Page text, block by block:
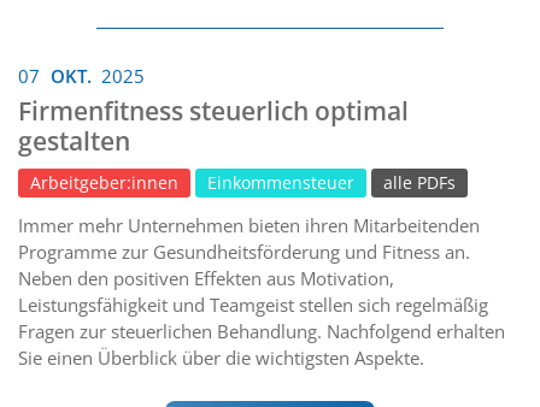
07 OKT. 2025
Firmenfitness steuerlich optimal
gestalten
Arbeitgeber:innen Einkommensteuer alle PDFs
Immer mehr Unternehmen bieten ihren Mitarbeitenden
Programme zur Gesundheitsförderung und Fitness an.
Neben den positiven Effekten aus Motivation,
Leistungsfähigkeit und Teamgeist stellen sich regelmäßig
Fragen zur steuerlichen Behandlung. Nachfolgend erhalten
Sie einen Überblick über die wichtigsten Aspekte.